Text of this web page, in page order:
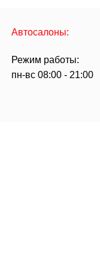
Автосалоны:
Режим работы:
пн-вс 08:00 - 21:00